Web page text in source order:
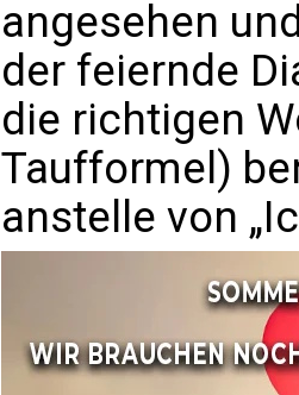
angesehen
der feiernde
die richtigen
Taufformel)
anstelle von